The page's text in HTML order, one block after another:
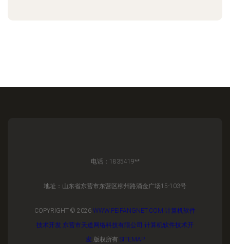
电话：1835419**
地址：山东省东营市东营区柳州路涌金广场15-103号
COPYRIGHT © 2026 WWW.PEIFANGNET.COM 计算机软件
技术开发 东营市天道网络科技有限公司 计算机软件技术开
发 版权所有 SITEMAP